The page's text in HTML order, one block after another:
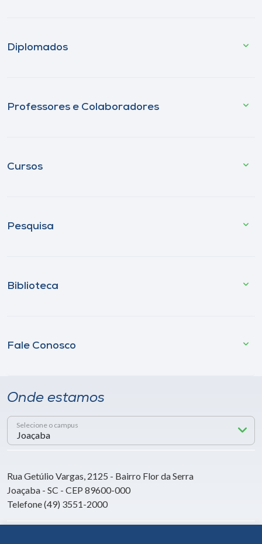
Diplomados
Professores e Colaboradores
Cursos
Pesquisa
Biblioteca
Fale Conosco
Onde estamos
Selecione o campus
Rua Getúlio Vargas, 2125 - Bairro Flor da Serra
Joaçaba - SC - CEP 89600-000
Telefone (49) 3551-2000